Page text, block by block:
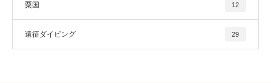
粟国 12
遠征ダイビング 29